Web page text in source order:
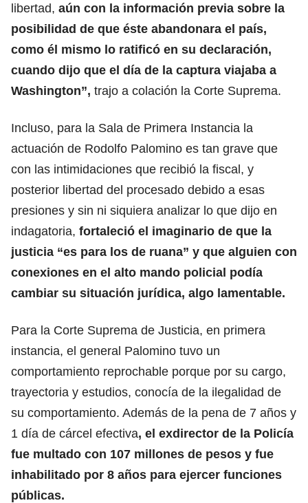
libertad, aún con la información previa sobre la
posibilidad de que éste abandonara el país,
como él mismo lo ratificó en su declaración,
cuando dijo que el día de la captura viajaba a
Washington”, trajo a colación la Corte Suprema.
Incluso, para la Sala de Primera Instancia la
actuación de Rodolfo Palomino es tan grave que
con las intimidaciones que recibió la fiscal, y
posterior libertad del procesado debido a esas
presiones y sin ni siquiera analizar lo que dijo en
indagatoria, fortaleció el imaginario de que la
justicia “es para los de ruana” y que alguien con
conexiones en el alto mando policial podía
cambiar su situación jurídica, algo lamentable.
Para la Corte Suprema de Justicia, en primera
instancia, el general Palomino tuvo un
comportamiento reprochable porque por su cargo,
trayectoria y estudios, conocía de la ilegalidad de
su comportamiento. Además de la pena de 7 años y
1 día de cárcel efectiva, el exdirector de la Policía
fue multado con 107 millones de pesos y fue
inhabilitado por 8 años para ejercer funciones
públicas.